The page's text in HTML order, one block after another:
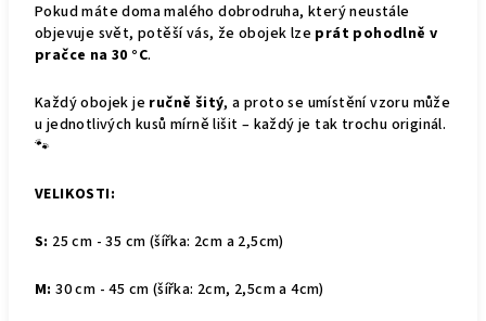
Pokud máte doma malého dobrodruha, který neustále
objevuje svět, potěší vás, že obojek lze prát pohodlně v
pračce na 30 °C.
Každý obojek je ručně šitý, a proto se umístění vzoru může
u jednotlivých kusů mírně lišit – každý je tak trochu originál.
🐾
VELIKOSTI:
S: 25 cm - 35 cm (šířka: 2cm a 2,5cm)
M: 30 cm - 45 cm (šířka: 2cm, 2,5cm a 4cm)